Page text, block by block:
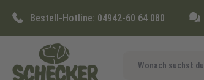
Zur Hauptnavigation springen
Bestell-Hotline: 04942-60 64 080